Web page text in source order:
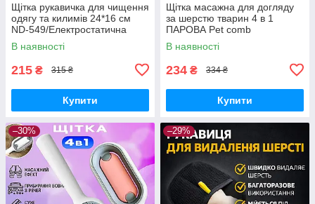
Щітка рукавичка для чищення
одягу та килимів 24*16 см
ND-549/Електростатична
рукавичка від шерсті
В наявності
215 ₴ 315 ₴
Купити
Щітка масажна для догляду
за шерстю тварин 4 в 1
ПАРОВА Pet comb
В наявності
234 ₴ 334 ₴
Купити
–30% –29%